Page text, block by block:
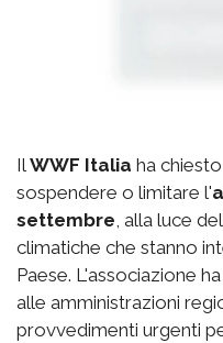
IlWWF Italia ha
sospendere o limitare l'
settembre, alla luce
climatiche che stanno
Paese. L'associazione
alle amministrazioni
provvedimenti urgenti